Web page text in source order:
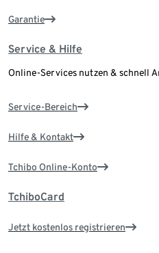
Garantie
Service & Hilfe
Online-Services nutzen & schnell
Service-Bereich
Hilfe & Kontakt
Tchibo Online-Konto
TchiboCard
Jetzt kostenlos registrieren